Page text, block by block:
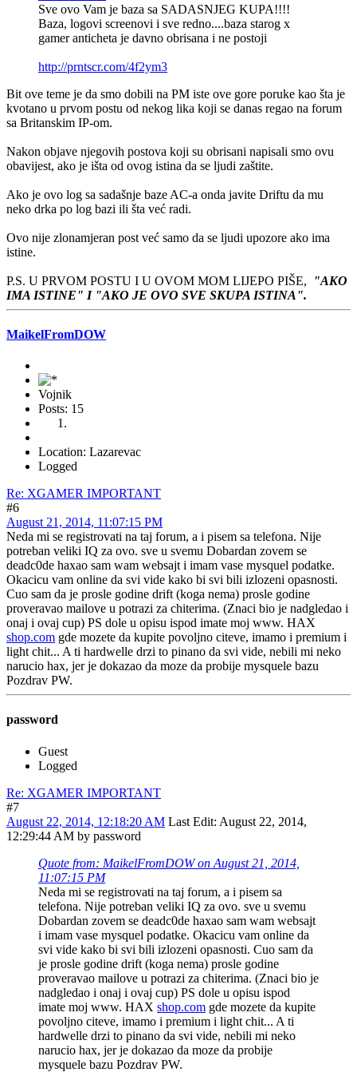
Sve ovo Vam je baza sa SADASNJEG KUPA!!!!
Baza, logovi screenovi i sve redno....baza starog x
gamer anticheta je davno obrisana i ne postoji
http://prntscr.com/4f2ym3
Bit ove teme je da smo dobili na PM iste ove gore poruke kao šta je
kvotano u prvom postu od nekog lika koji se danas regao na forum
sa Britanskim IP-om.
Nakon objave njegovih postova koji su obrisani napisali smo ovu
obavijest, ako je išta od ovog istina da se ljudi zaštite.
Ako je ovo log sa sadašnje baze AC-a onda javite Driftu da mu
neko drka po log bazi ili šta već radi.
Ovo nije zlonamjeran post već samo da se ljudi upozore ako ima
istine.
P.S. U PRVOM POSTU I U OVOM MOM LIJEPO PIŠE,
"AKO
IMA ISTINE" I "AKO JE OVO SVE SKUPA ISTINA".
MaikelFromDOW
Vojnik
Posts: 15
Location: Lazarevac
Logged
Re: XGAMER IMPORTANT
#6
August 21, 2014, 11:07:15 PM
Neda mi se registrovati na taj forum, a i pisem sa telefona. Nije
potreban veliki IQ za ovo. sve u svemu Dobardan zovem se
deadc0de haxao sam wam websajt i imam vase mysquel podatke.
Okacicu vam online da svi vide kako bi svi bili izlozeni opasnosti.
Cuo sam da je prosle godine drift (koga nema) prosle godine
proveravao mailove u potrazi za chiterima. (Znaci bio je nadgledao i
onaj i ovaj cup) PS dole u opisu ispod imate moj www. HAX
shop.com gde mozete da kupite povoljno citeve, imamo i premium i
light chit... A ti hardwelle drzi to pinano da svi vide, nebili mi neko
narucio hax, jer je dokazao da moze da probije mysquele bazu
Pozdrav PW.
password
Guest
Logged
Re: XGAMER IMPORTANT
#7
August 22, 2014, 12:18:20 AM Last Edit: August 22, 2014,
12:29:44 AM by password
Quote from: MaikelFromDOW on August 21, 2014,
11:07:15 PM
Neda mi se registrovati na taj forum, a i pisem sa
telefona. Nije potreban veliki IQ za ovo. sve u svemu
Dobardan zovem se deadc0de haxao sam wam websajt
i imam vase mysquel podatke. Okacicu vam online da
svi vide kako bi svi bili izlozeni opasnosti. Cuo sam da
je prosle godine drift (koga nema) prosle godine
proveravao mailove u potrazi za chiterima. (Znaci bio je
nadgledao i onaj i ovaj cup) PS dole u opisu ispod
imate moj www. HAX shop.com gde mozete da kupite
povoljno citeve, imamo i premium i light chit... A ti
hardwelle drzi to pinano da svi vide, nebili mi neko
narucio hax, jer je dokazao da moze da probije
mysquele bazu Pozdrav PW.